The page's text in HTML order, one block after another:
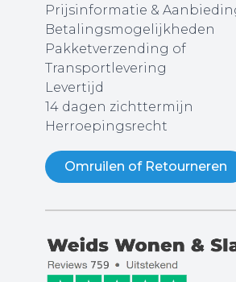
Prijsinformatie &
Betalingsmogelijkheden
Pakketverzending of
Transportlevering
Levertijd
14 dagen zichttermijn
Herroepingsrecht
Omruilen of Retourneren